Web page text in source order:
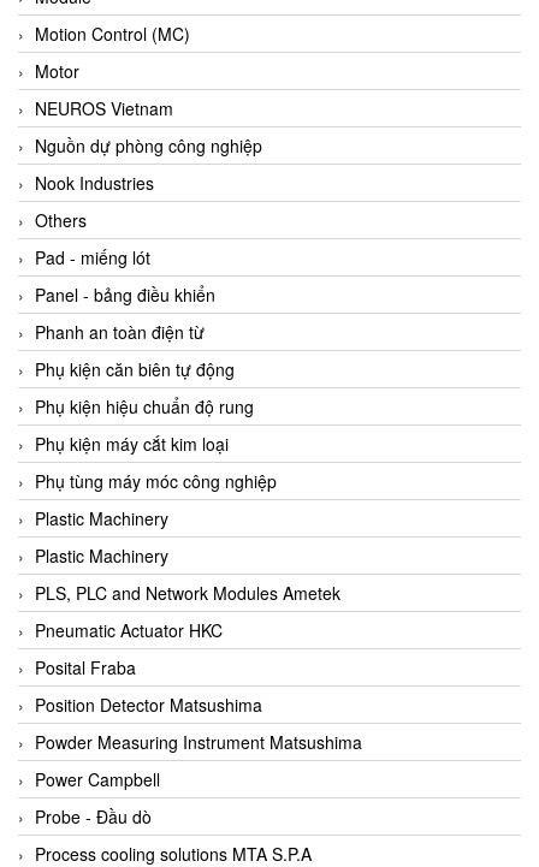
Beacon Extender
Beckhoff
Bedook
Bei Sensor
Beijer
Beinlich-pumps
Beka
BEKO
Belimo
Benetech Vietnam
Bently Nevada
Bentone Vietnam
Bernstein Vietnam
Berthold
Bestech
Bestech
BETA
Bifold
Bihl+wiedemann
Bihl+wiedemann
Bilz
Binder Connector
Biotech
Motion Control (MC)
Motor
NEUROS Vietnam
Nguồn dự phòng công nghiệp
Nook Industries
Others
Pad - miếng lót
Panel - bảng điều khiển
Phanh an toàn điện từ
Phụ kiện căn biên tự động
Phụ kiện hiệu chuẩn độ rung
Phụ kiện máy cắt kim loại
Phụ tùng máy móc công nghiệp
Plastic Machinery
Plastic Machinery
PLS, PLC and Network Modules Ametek
Pneumatic Actuator HKC
Posital Fraba
Position Detector Matsushima
Powder Measuring Instrument Matsushima
Power Campbell
Probe - Đầu dò
Process cooling solutions MTA S.P.A